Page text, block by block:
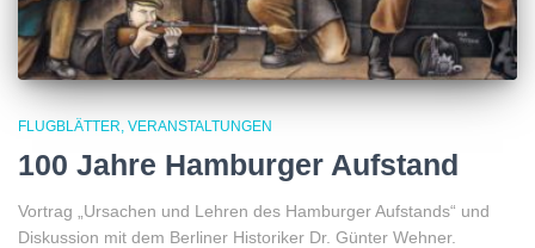
FLUGBLÄTTER VERANSTALTUNGEN
100 Jahre Hamburger Aufstand
Vortrag „Ursachen und Lehren des Hamburger Aufstands“ und
Diskussion mit dem Berliner Historiker Dr. Günter Wehner.